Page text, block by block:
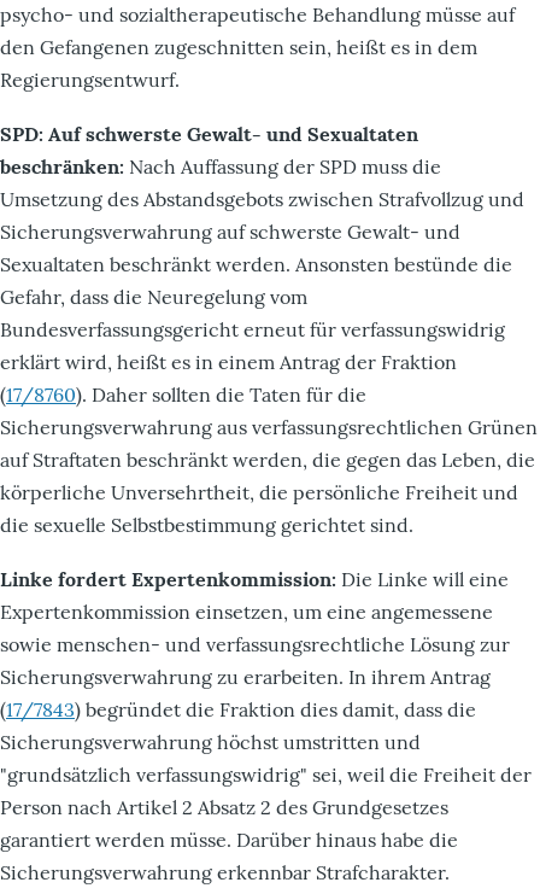
psycho- und sozialtherapeutische Behandlung müsse auf
den Gefangenen zugeschnitten sein, heißt es in dem
Regierungsentwurf.
SPD: Auf schwerste Gewalt- und Sexualtaten
beschränken: Nach Auffassung der SPD muss die
Umsetzung des Abstandsgebots zwischen Strafvollzug und
Sicherungsverwahrung auf schwerste Gewalt- und
Sexualtaten beschränkt werden. Ansonsten bestünde die
Gefahr, dass die Neuregelung vom
Bundesverfassungsgericht erneut für verfassungswidrig
erklärt wird, heißt es in einem Antrag der Fraktion
(17/8760). Daher sollten die Taten für die
Sicherungsverwahrung aus verfassungsrechtlichen Grünen
auf Straftaten beschränkt werden, die gegen das Leben, die
körperliche Unversehrtheit, die persönliche Freiheit und
die sexuelle Selbstbestimmung gerichtet sind.
Linke fordert Expertenkommission: Die Linke will eine
Expertenkommission einsetzen, um eine angemessene
sowie menschen- und verfassungsrechtliche Lösung zur
Sicherungsverwahrung zu erarbeiten. In ihrem Antrag
(17/7843) begründet die Fraktion dies damit, dass die
Sicherungsverwahrung höchst umstritten und
"grundsätzlich verfassungswidrig" sei, weil die Freiheit der
Person nach Artikel 2 Absatz 2 des Grundgesetzes
garantiert werden müsse. Darüber hinaus habe die
Sicherungsverwahrung erkennbar Strafcharakter.